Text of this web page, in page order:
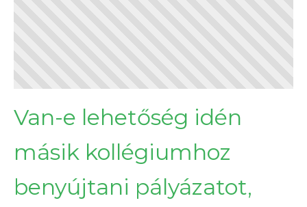
Van-e lehetőség idén
másik kollégiumhoz
benyújtani pályázatot,